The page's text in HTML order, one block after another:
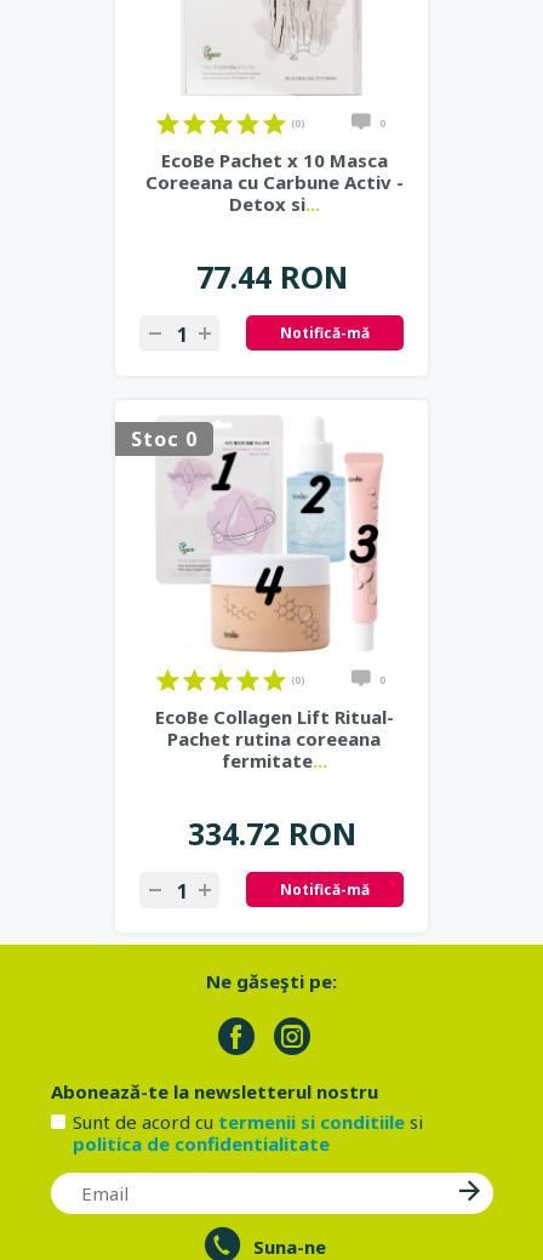
(0) 0
EcoBe Pachet x 10 Masca
Coreeana cu Carbune Activ -
Detox si...
77.44 RON
Notifică-mă
Stoc 0
(0) 0
EcoBe Collagen Lift Ritual-
Pachet rutina coreeana
fermitate...
334.72 RON
Notifică-mă
Ne găseşti pe:
Abonează-te la newsletterul nostru
Sunt de acord cu termenii si conditiilesi
politica de confidentialitate
Suna-ne